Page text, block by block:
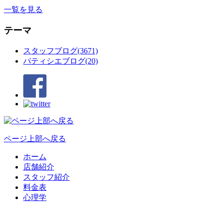
一覧を見る
テーマ
スタッフブログ(3671)
パティシエブログ(20)
ページ上部へ戻る
ホーム
店舗紹介
スタッフ紹介
料金表
心理学